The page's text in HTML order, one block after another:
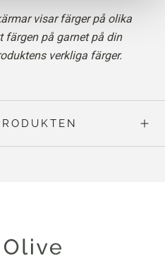
visar färger på olika
färgen på garnet på din
verkliga färger.